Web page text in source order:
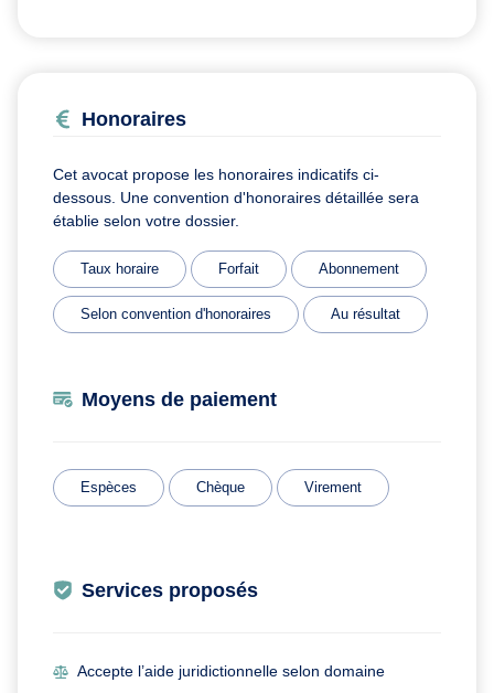
Honoraires
Cet avocat propose les honoraires indicatifs ci-
dessous. Une convention d'honoraires détaillée sera
établie selon votre dossier.
Taux horaire Forfait Abonnement
Selon convention d'honoraires Au résultat
Moyens de paiement
Espèces Chèque Virement
Services proposés
Accepte l’aide juridictionnelle selon domaine